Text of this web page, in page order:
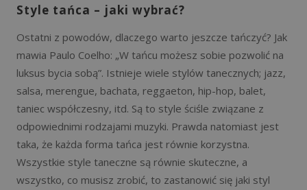
Style tańca – jaki wybrać?
Ostatni z powodów, dlaczego warto jeszcze tańczyć? Jak
mawia Paulo Coelho: „W tańcu możesz sobie pozwolić na
luksus bycia sobą”. Istnieje wiele stylów tanecznych; jazz,
salsa, merengue, bachata, reggaeton, hip-hop, balet,
taniec współczesny, itd. Są to style ściśle związane z
odpowiednimi rodzajami muzyki. Prawda natomiast jest
taka, że każda forma tańca jest równie korzystna.
Wszystkie style taneczne są równie skuteczne, a
wszystko, co musisz zrobić, to zastanowić się jaki styl